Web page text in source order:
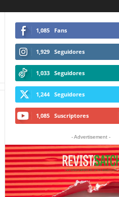
1,085 Fans
1,929 Seguidores
1,033 Seguidores
1,244 Seguidores
1,085 Suscriptores
- Advertisement -